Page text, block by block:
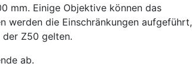
mm. Einige Objektive können das
werden die Einschränkungen aufgeführt,
Z50 gelten.
ab.